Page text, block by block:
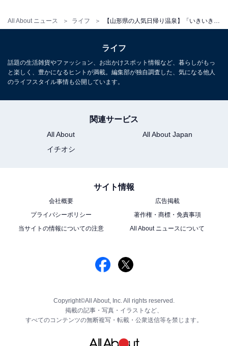
All About ニュース ライフ
ライフ
話題の生活雑貨やファッション、お出かけスポット情報など、暮らしがもっ
と楽しく、豊かになるヒントが満載。編集部が独自調査した、気になる他人
のライフスタイル事情も公開しています。
関連サービス
All About
All About Japan
イチオシ
サイト情報
会社概要
広告掲載
プライバシーポリシー
著作権・商標・免責事項
当サイトの情報についての注意
All About ニュースについて
Copyright©All About, Inc. All rights reserved.
掲載の記事・写真・イラストなど、
すべてのコンテンツの無断複写・転載・公衆送信等を禁じます。